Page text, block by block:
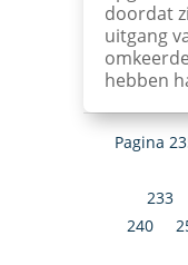
doordat
uitgang
hebben
Pagina
233
240